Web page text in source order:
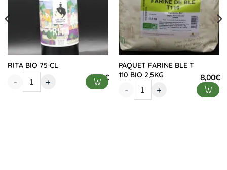
RITA BIO 75 CL
7,90€
- +
PAQUET FARINE BLE T
110 BIO 2,5KG
8,00€
-
+